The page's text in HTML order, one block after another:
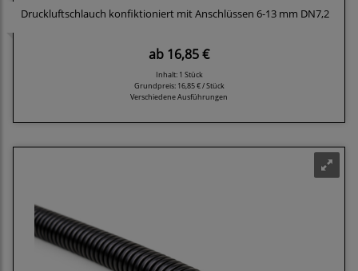
Druckluftschlauch konfiktioniert mit Anschlüssen 6-13 mm DN7,2
ab 16,85 €
Inhalt: 1 Stück
Grundpreis: 16,85 € / Stück
Verschiedene Ausführungen